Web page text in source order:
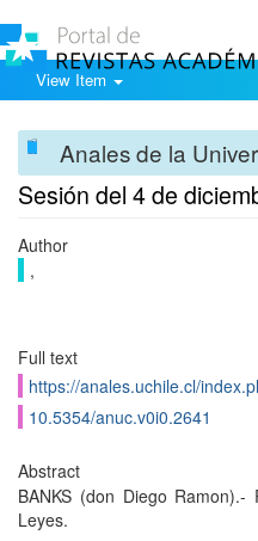
View Item
Anales de la
Sesión del 4 de
Author
,
Full text
https://anales.uchile.cl/
10.5354/anuc.v0i0.2641
Abstract
BANKS (don Diego
Leyes.